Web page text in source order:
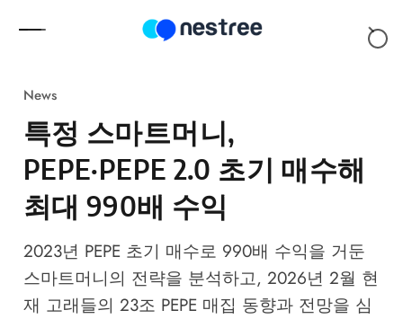
News
특정 스마트머니,
PEPE·PEPE 2.0 초기 매수해
최대 990배 수익
2023년 PEPE초기 매수로 990배 수익을 거둔
스마트머니의 전략을 분석하고, 2026년 2월 현
재 고래들의 23조 PEPE매집 동향과 전망을 심